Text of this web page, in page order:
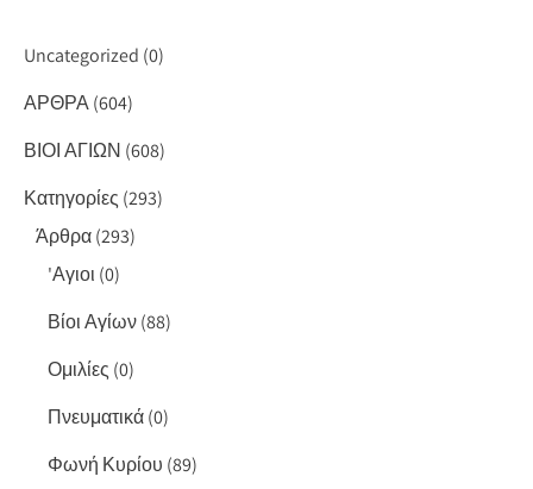
Uncategorized (0)
ΑΡΘΡΑ(604)
ΒΙΟΙ ΑΓΙΩΝ (608)
Κατηγορίες (293)
Άρθρα(293)
'Αγιοι (0)
Βίοι Αγίων(88)
Ομιλίες (0)
Πνευματικά(0)
Φωνή Κυρίου (89)